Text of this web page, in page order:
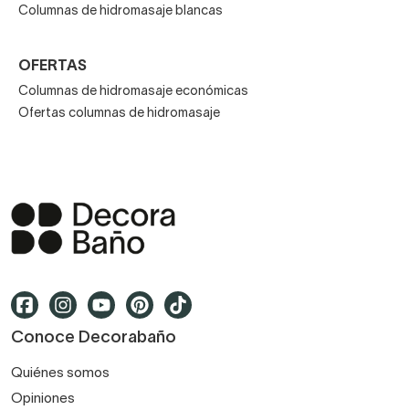
estantes para colocar geles, champús o jabones.
Columnas de hidromasaje blancas
OFERTAS
Columnas de hidromasaje económicas
Ofertas columnas de hidromasaje
Conoce Decorabaño
Quiénes somos
Opiniones